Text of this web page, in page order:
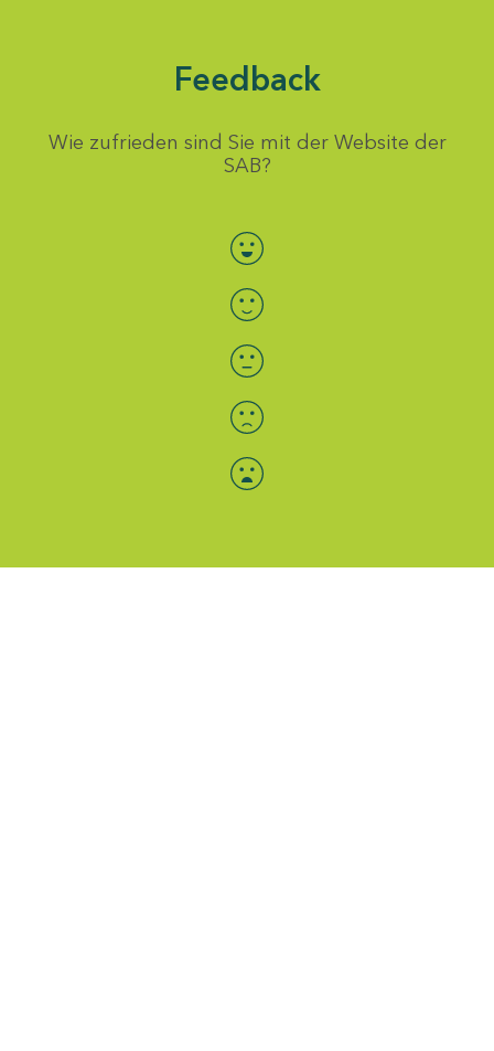
Feedback
Wie zufrieden sind Sie mit der Website der
SAB?
Bewertung auswählen